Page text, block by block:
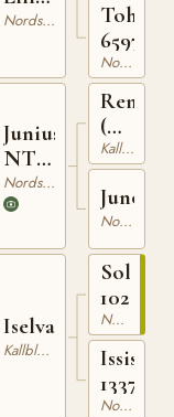
12552Nordsvensk Brukshäst
Junius
NT
24
Nordsvensk Brukshäst
Iselva
Kallblodig Travare
6597
Nordsvensk Brukshäst
Remin
(NO)
T-
170
Kallblodig Travare
Juno
Nordsvensk Brukshäst
Solo
1026
Nordsvensk Brukshäst
Issis
13375
Nordsvensk Brukshäst